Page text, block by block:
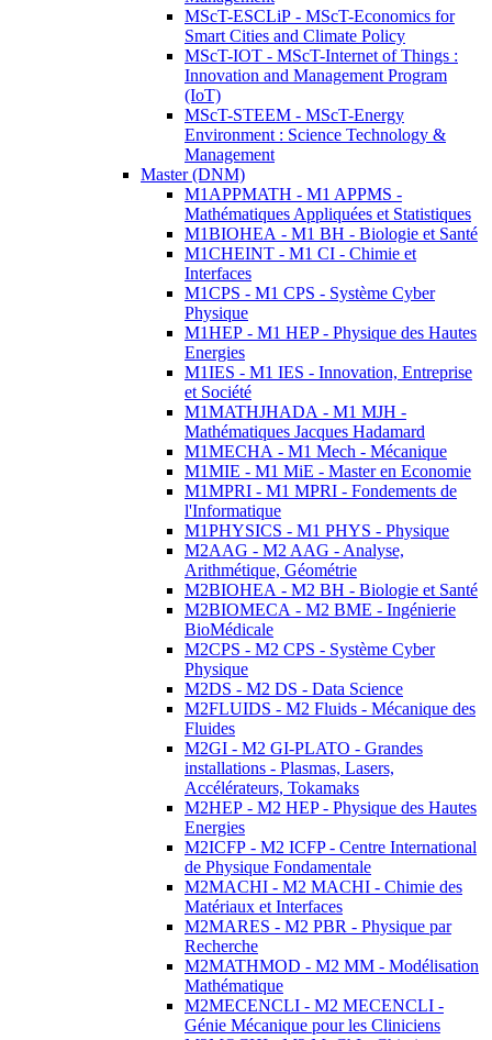
MScT-ESCLiP - MScT-Economics for
Smart Cities and Climate Policy
MScT-IOT - MScT-Internet of Things :
Innovation and Management Program
(IoT)
MScT-STEEM - MScT-Energy
Environment : Science Technology &
Management
Master (DNM)
M1APPMATH - M1 APPMS -
Mathématiques Appliquées et Statistiques
M1BIOHEA - M1 BH - Biologie et Santé
M1CHEINT - M1 CI - Chimie et
Interfaces
M1CPS - M1 CPS - Système Cyber
Physique
M1HEP - M1 HEP - Physique des Hautes
Energies
M1IES - M1 IES - Innovation, Entreprise
et Société
M1MATHJHADA - M1 MJH -
Mathématiques Jacques Hadamard
M1MECHA - M1 Mech - Mécanique
M1MIE - M1 MiE - Master en Economie
M1MPRI - M1 MPRI - Fondements de
l'Informatique
M1PHYSICS - M1 PHYS - Physique
M2AAG - M2 AAG - Analyse,
Arithmétique, Géométrie
M2BIOHEA - M2 BH - Biologie et Santé
M2BIOMECA - M2 BME - Ingénierie
BioMédicale
M2CPS - M2 CPS - Système Cyber
Physique
M2DS - M2 DS - Data Science
M2FLUIDS - M2 Fluids - Mécanique des
Fluides
M2GI - M2 GI-PLATO - Grandes
installations - Plasmas, Lasers,
Accélérateurs, Tokamaks
M2HEP - M2 HEP - Physique des Hautes
Energies
M2ICFP - M2 ICFP - Centre International
de Physique Fondamentale
M2MACHI - M2 MACHI - Chimie des
Matériaux et Interfaces
M2MARES - M2 PBR - Physique par
Recherche
M2MATHMOD - M2 MM - Modélisation
Mathématique
M2MECENCLI - M2 MECENCLI -
Génie Mécanique pour les Cliniciens